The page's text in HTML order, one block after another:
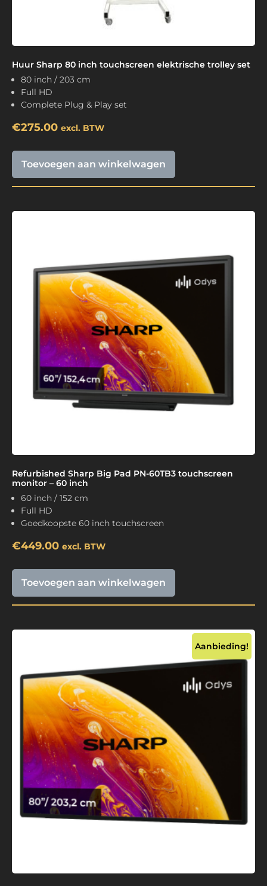
Huur Sharp 80 inch touchscreen elektrische trolley set
80 inch / 203 cm
Full HD
Complete Plug & Play set
€275.00 excl. BTW
Toevoegen aan winkelwagen
Refurbished Sharp Big Pad PN-60TB3 touchscreen
monitor – 60 inch
60 inch / 152 cm
Full HD
Goedkoopste 60 inch touchscreen
€449.00 excl. BTW
Toevoegen aan winkelwagen
Aanbieding!